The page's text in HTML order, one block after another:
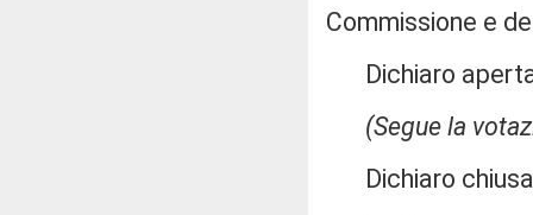
Commissione e
Dichiaro
(Segue la
Dichiaro